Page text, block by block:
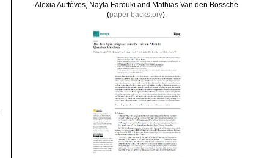
Alexia Auffèves, Nayla Farouki and Mathias Van den Bossche
(paper backstory).